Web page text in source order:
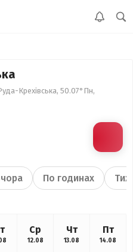
Крехівська, 50.07°Пн,
По годинах
Ср
12.08
Чт
13.08
Пт
14.08